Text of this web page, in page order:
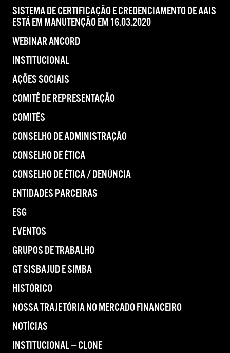
SISTEMA DE CERTIFICAÇÃO E CREDENCIAMENTO DE AAIS
ESTÁ EM MANUTENÇÃO EM 16.03.2020
WEBINAR ANCORD
INSTITUCIONAL
AÇÕES SOCIAIS
COMITÊ DE REPRESENTAÇÃO
COMITÊS
CONSELHO DE ADMINISTRAÇÃO
CONSELHO DE ÉTICA
CONSELHO DE ÉTICA / DENÚNCIA
ENTIDADES PARCEIRAS
ESG
EVENTOS
GRUPOS DE TRABALHO
GT SISBAJUD E SIMBA
HISTÓRICO
NOSSA TRAJETÓRIA NO MERCADO FINANCEIRO
NOTÍCIAS
INSTITUCIONAL — CLONE